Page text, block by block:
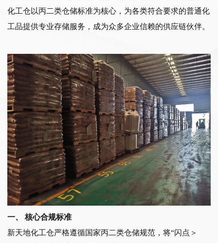
化工仓以丙二类仓储标准为核心，为各类符合要求的普通化
工品提供专业存储服务，成为众多企业信赖的供应链伙伴。
一、
核心合规标准
新天地化工仓严格遵循国家丙二类仓储规范，将“闪点＞